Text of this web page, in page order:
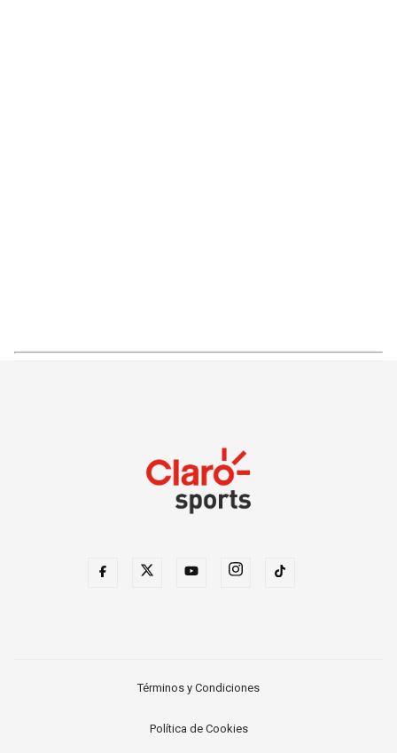
Términos y Condiciones
Política de Cookies